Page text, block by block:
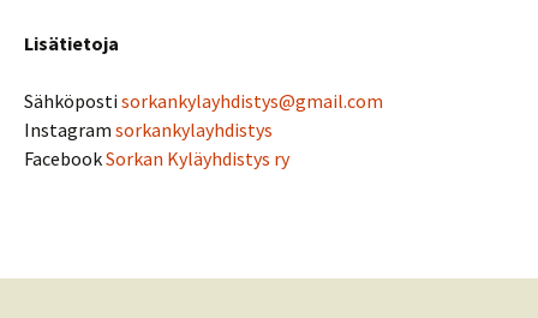
Lisätietoja
Sähköposti sorkankylayhdistys@gmail.com
Instagram sorkankylayhdistys
FacebookSorkan Kyläyhdistys ry